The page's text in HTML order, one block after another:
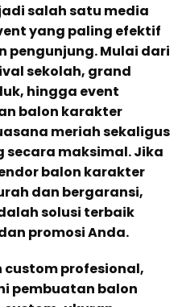
salah satu media
yang paling efektif
pengunjung. Mulai dari
sekolah, grand
hingga event
balon karakter
meriah sekaligus
maksimal. Jika
balon karakter
dan bergaransi,
solusi terbaik
promosi Anda.
custom profesional,
pembuatan balon